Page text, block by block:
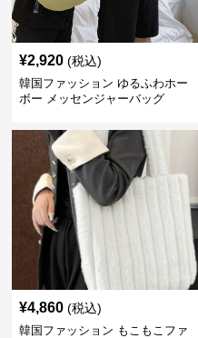
¥2,920 (税込)
韓国ファッション ゆるふわホー
ボー メッセンジャーバッグ
¥4,860 (税込)
韓国ファッション もこもこファ